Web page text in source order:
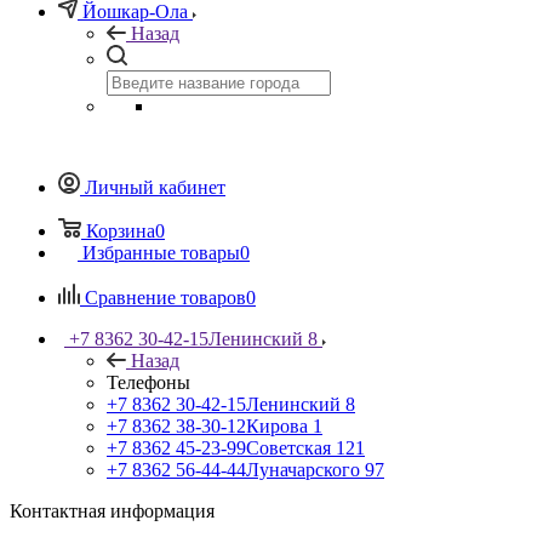
Йошкар-Ола
Назад
Личный кабинет
Корзина0
Избранные товары0
Сравнение товаров0
+7 8362 30-42-15Ленинский 8
Назад
Телефоны
+7 8362 30-42-15Ленинский 8
+7 8362 38-30-12Кирова 1
+7 8362 45-23-99Советская 121
+7 8362 56-44-44Луначарского 97
Контактная информация